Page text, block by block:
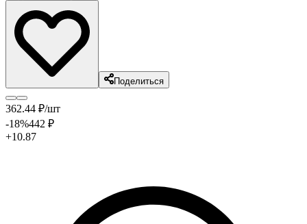
Поделиться
362.44 ₽/шт
-18%442 ₽
+10.87